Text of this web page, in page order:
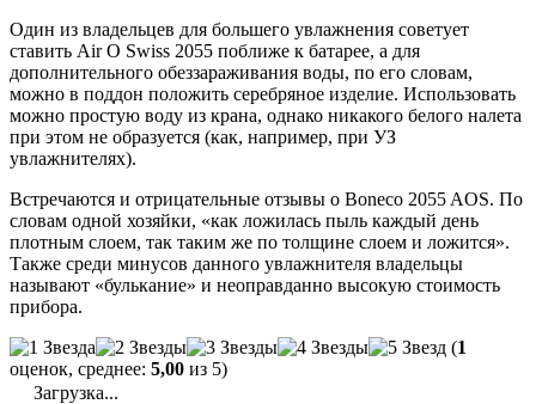
Один из владельцев для большего увлажнения советует
ставить Air O Swiss 2055 поближе к батарее, а для
дополнительного обеззараживания воды, по его словам,
можно в поддон положить серебряное изделие. Использовать
можно простую воду из крана, однако никакого белого налета
при этом не образуется (как, например, при УЗ
увлажнителях).
Встречаются и отрицательные отзывы о Boneco 2055 AOS. По
словам одной хозяйки, «как ложилась пыль каждый день
плотным слоем, так таким же по толщине слоем и ложится».
Также среди минусов данного увлажнителя владельцы
называют «булькание» и неоправданно высокую стоимость
прибора.
(1
оценок, среднее: 5,00 из 5)
Загрузка...